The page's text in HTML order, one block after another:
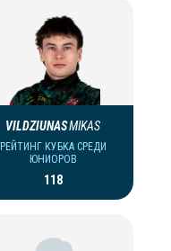
VILDZIUNASMIKAS
РЕЙТИНГ КУБКА СРЕДИ
ЮНИОРОВ
118